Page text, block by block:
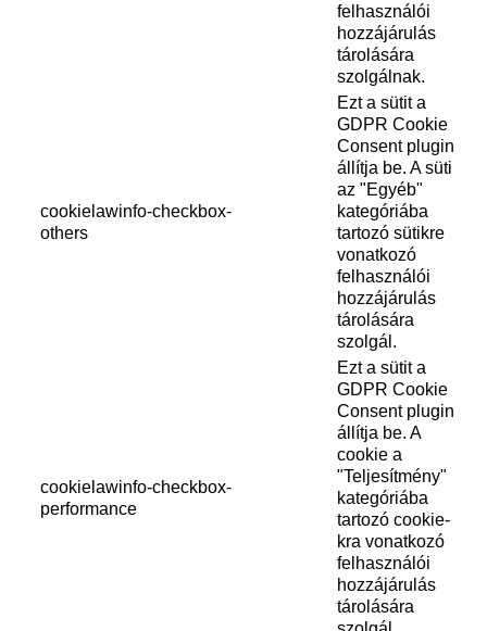
felhasználói
hozzájárulás
tárolására
szolgálnak.
cookielawinfo-checkbox-
others
Ezt a sütit a
GDPR Cookie
Consent plugin
állítja be. A süti
az "Egyéb"
kategóriába
tartozó sütikre
vonatkozó
felhasználói
hozzájárulás
tárolására
szolgál.
cookielawinfo-checkbox-
performance
Ezt a sütit a
GDPR Cookie
Consent plugin
állítja be. A
cookie a
"Teljesítmény"
kategóriába
tartozó cookie-
kra vonatkozó
felhasználói
hozzájárulás
tárolására